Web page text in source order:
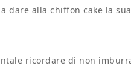
dare alla chiffon cake la
ricordare di non